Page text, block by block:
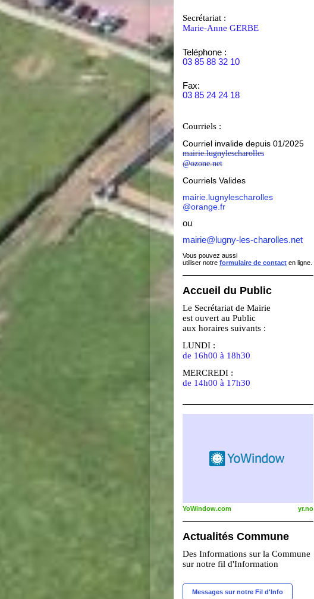
Secrétariat :
Marie-Anne GERBE
Teléphone :
03 85 88 32 10
Fax:
03 85 24 24 18
Courriels :
Courriel invalide depuis 01/2025
mairie.lugnylescharolles
@ozone.net
Courriels Valides
mairie.lugnylescharolles
@orange.fr
ou
mairie@lugny-les-charolles.net
Vous pouvez aussi
utiliser notre formulaire de contact en ligne.
Accueil du Public
Le Secrétariat de Mairie
est ouvert au Public
aux horaires suivants :
LUNDI :
de 16h00 à 18h30
MERCREDI :
de 14h00 à 17h30
YoWindow.com yr.no
Actualités Commune
Des Informations sur la Commune
sur notre fil d'Information
Messages sur notre Fil d'Info